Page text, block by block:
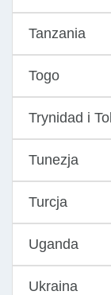
Tanzania
Togo
Trynidad i
Tunezja
Turcja
Uganda
Ukraina